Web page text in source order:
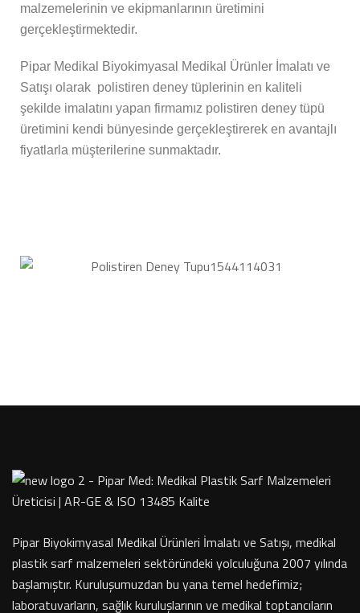
malzemelerinin ve ekipmanlarının üretimini
gerçekleştirmektedir.
Pipar Medikal Biyokimyasal Medikal Ürünler İmalatı ve
Satışı olarak polistiren deney tüplerinin en kaliteli
şekilde imalatını yapan firmamız polistiren deney tüpü
üretimini kendi bünyesinde gerçekleştirerek en avantajlı
fiyatlarla müşterilerine sunmaktadır.
Pipar Biyokimyasal Medikal Ürünleri İmalatı ve Satışı, medikal
plastik sarf malzemeleri sektöründeki yolculuğuna 2007 yılında
başlamıştır. Kuruluşumuzdan bu yana temel hedefimiz;
laboratuvarların, sağlık kuruluşlarının ve medikal toptancıların